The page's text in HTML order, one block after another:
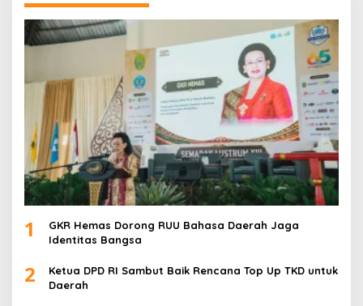
1
GKR Hemas Dorong RUU Bahasa Daerah Jaga
Identitas Bangsa
2
Ketua DPD RI Sambut Baik Rencana Top Up TKD untuk
Daerah